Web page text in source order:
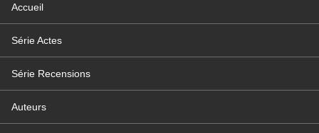
Accueil
Série Actes
Série Recensions
Auteurs